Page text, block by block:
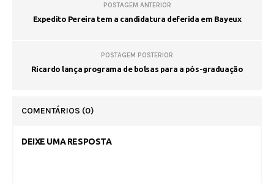
POSTAGEM ANTERIOR
Expedito Pereira tem a candidatura deferida em Bayeux
POSTAGEM POSTERIOR
Ricardo lança programa de bolsas para a pós-graduação
COMENTÁRIOS (0)
DEIXE UMA RESPOSTA